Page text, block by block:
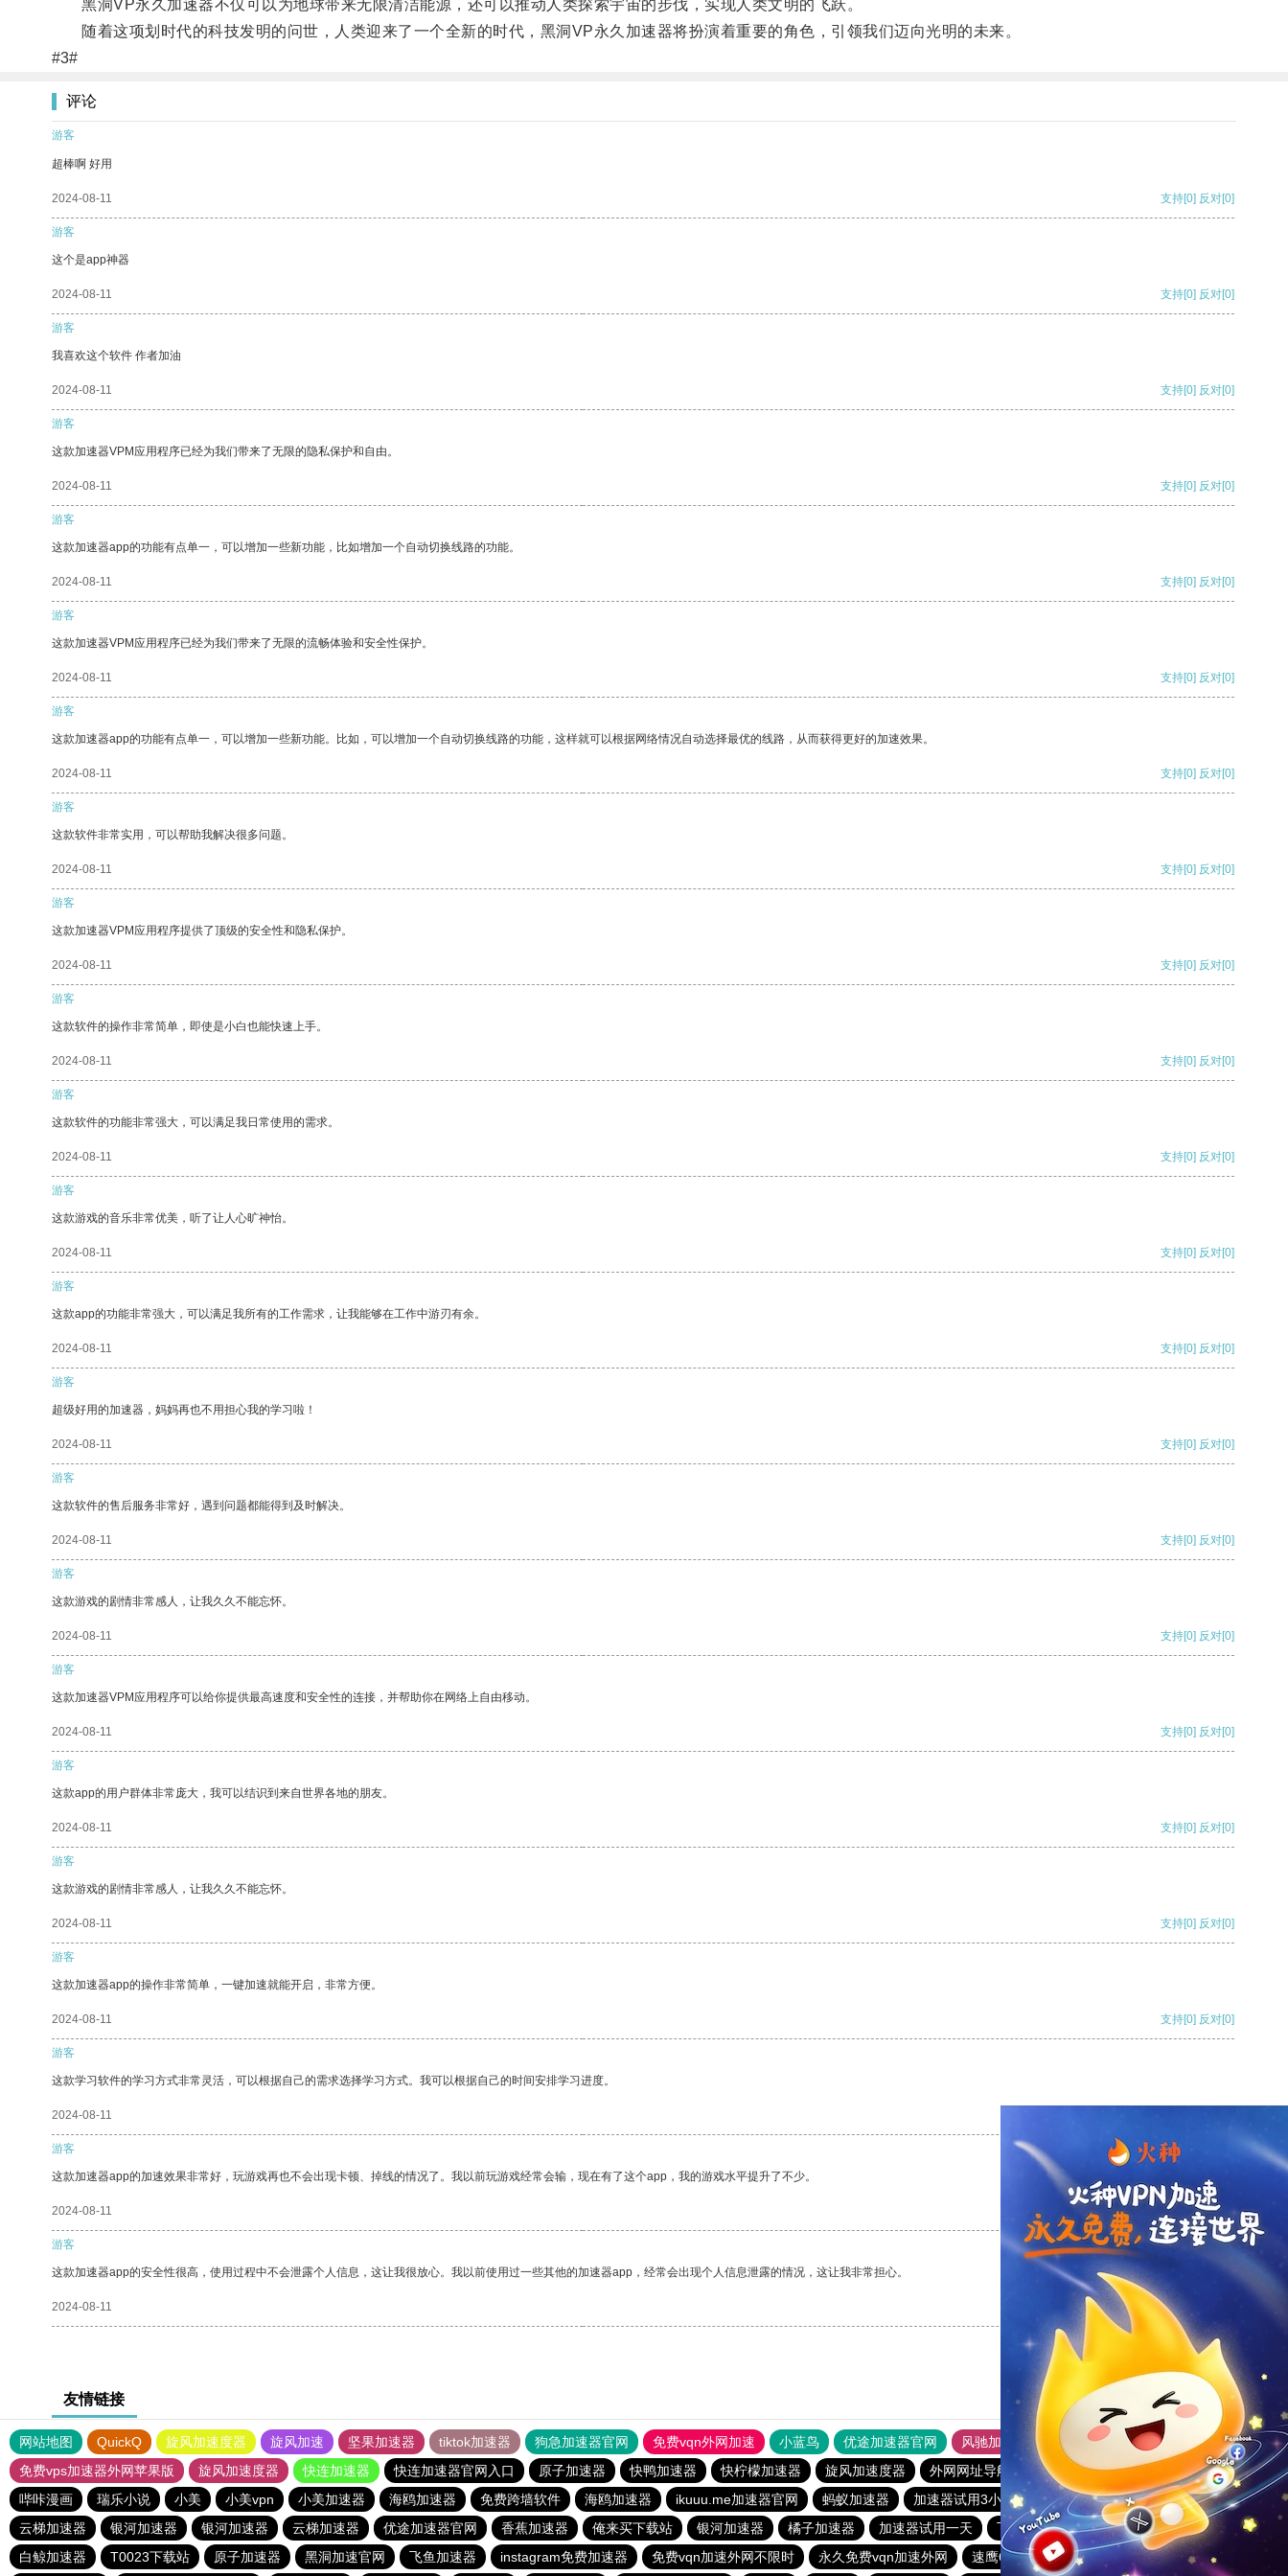
黑洞VP永久加速器不仅可以为地球带来无限清洁能源，还可以推动人类探索宇宙的步伐，实现人类文明的飞跃。
随着这项划时代的科技发明的问世，人类迎来了一个全新的时代，黑洞VP永久加速器将扮演着重要的角色，引领我们迈向光明的未来。
#3#
评论
游客
超棒啊 好用
2024-08-11 支持[0] 反对[0]
游客
这个是app神器
2024-08-11 支持[0] 反对[0]
游客
我喜欢这个软件 作者加油
2024-08-11 支持[0] 反对[0]
游客
这款加速器VPM应用程序已经为我们带来了无限的隐私保护和自由。
2024-08-11 支持[0] 反对[0]
游客
这款加速器app的功能有点单一，可以增加一些新功能，比如增加一个自动切换线路的功能。
2024-08-11 支持[0] 反对[0]
游客
这款加速器VPM应用程序已经为我们带来了无限的流畅体验和安全性保护。
2024-08-11 支持[0] 反对[0]
游客
这款加速器app的功能有点单一，可以增加一些新功能。比如，可以增加一个自动切换线路的功能，这样就可以根据网络情况自动选择最优的线路，从而获得更好的加速效果。
2024-08-11 支持[0] 反对[0]
游客
这款软件非常实用，可以帮助我解决很多问题。
2024-08-11 支持[0] 反对[0]
游客
这款加速器VPM应用程序提供了顶级的安全性和隐私保护。
2024-08-11 支持[0] 反对[0]
游客
这款软件的操作非常简单，即使是小白也能快速上手。
2024-08-11 支持[0] 反对[0]
游客
这款软件的功能非常强大，可以满足我日常使用的需求。
2024-08-11 支持[0] 反对[0]
游客
这款游戏的音乐非常优美，听了让人心旷神怡。
2024-08-11 支持[0] 反对[0]
游客
这款app的功能非常强大，可以满足我所有的工作需求，让我能够在工作中游刃有余。
2024-08-11 支持[0] 反对[0]
游客
超级好用的加速器，妈妈再也不用担心我的学习啦！
2024-08-11 支持[0] 反对[0]
游客
这款软件的售后服务非常好，遇到问题都能得到及时解决。
2024-08-11 支持[0] 反对[0]
游客
这款游戏的剧情非常感人，让我久久不能忘怀。
2024-08-11 支持[0] 反对[0]
游客
这款加速器VPM应用程序可以给你提供最高速度和安全性的连接，并帮助你在网络上自由移动。
2024-08-11 支持[0] 反对[0]
游客
这款app的用户群体非常庞大，我可以结识到来自世界各地的朋友。
2024-08-11 支持[0] 反对[0]
游客
这款游戏的剧情非常感人，让我久久不能忘怀。
2024-08-11 支持[0] 反对[0]
游客
这款加速器app的操作非常简单，一键加速就能开启，非常方便。
2024-08-11 支持[0] 反对[0]
游客
这款学习软件的学习方式非常灵活，可以根据自己的需求选择学习方式。我可以根据自己的时间安排学习进度。
2024-08-11
游客
这款加速器app的加速效果非常好，玩游戏再也不会出现卡顿、掉线的情况了。我以前玩游戏经常会输，现在有了这个app，我的游戏水平提升了不少。
2024-08-11 支持 [0] 反对 [0]
游客
这款加速器app的安全性很高，使用过程中不会泄露个人信息，这让我很放心。我以前使用过一些其他的加速器app，经常会出现个人信息泄露的情况，这让我非常担心。
2024-08-11 支持
友情链接
网站地图 QuickQ 旋风加速度器 旋风加速 坚果加速器 tiktok加速器 狗急加速器官网 免费vqn外网加速 小蓝鸟 优途加速器官网 风驰加速器
旋风加速器
免费vps加速器外网苹果版
旋风加速度器 快连加速器 快连加速器官网入口 原子加速器 快鸭加速器 快柠檬加速器 旋风加速度器 外网网址导航 软件中心 雷霆加速
狂飙加速器
哔咔漫画
瑞乐小说 小美 小美vpn 小美加速器 海鸥加速器 免费跨墙软件 海鸥加速器 ikuuu.me加速器官网 蚂蚁加速器 加速器试用3小时 极光aurora加速器
银河加速器
云梯加速器
银河加速器 银河加速器 云梯加速器 优途加速器官网 香蕉加速器 俺来买下载站 银河加速器 橘子加速器 加速器试用一天 飞鱼加速器 小熊加速器
旋风加速度器
白鲸加速器
T0023下载站 原子加速器 黑洞加速官网 飞鱼加速器 instagram免费加速器 免费vqn加速外网不限时 永久免费vqn加速外网 速鹰666 加速器试用七天 INS下载站